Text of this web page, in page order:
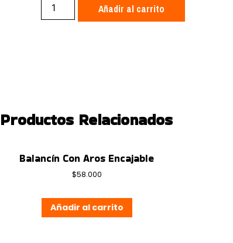
Movil
Montessori
Añadir al carrito
Productos Relacionados
Balancín Con Aros Encajable
$58.000
Añadir al carrito